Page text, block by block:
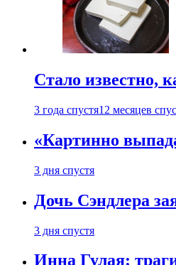
Стало известно,
3 года спустя12 месяцев
«Картинно
3 дня спустя
Дочь Сэндлера
3 дня спустя
Инна Гулая: